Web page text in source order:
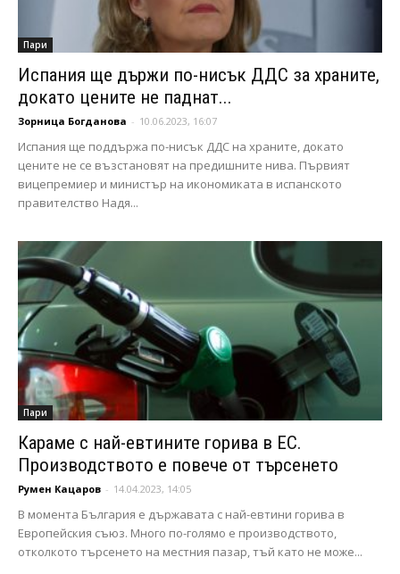
Пари
Испания ще държи по-нисък ДДС за храните,
докато цените не паднат...
Зорница Богданова - 10.06.2023, 16:07
Испания ще поддържа по-нисък ДДС на храните, докато
цените не се възстановят на предишните нива. Първият
вицепремиер и министър на икономиката в испанското
правителство Надя...
Пари
Караме с най-евтините горива в ЕС.
Производството е повече от търсенето
Румен Кацаров - 14.04.2023, 14:05
В момента България е държавата с най-евтини горива в
Европейския съюз. Много по-голямо е производството,
отколкото търсенето на местния пазар, тъй като не може...